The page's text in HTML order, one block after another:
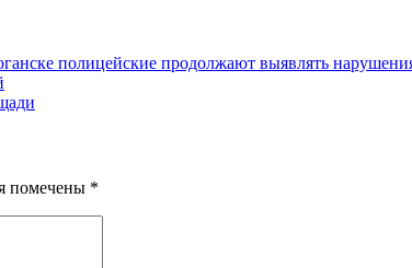
полицейские продолжают выявлять
помечены *